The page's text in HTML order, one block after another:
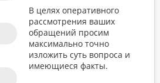
В целях оперативного
рассмотрения ваших
обращений просим
максимально точно
изложить суть вопроса и
имеющиеся факты.